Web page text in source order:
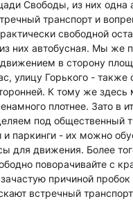
Свободы, из них одна
транспорт и
свободной
них автобусная. Мы же
движением в сторону
улицу Горького - также
К тому же здесь
плотнее. Зато в
под общественный
паркинги - их можно
для движения. Более
поворачивайте с
причиной пробок
встречный